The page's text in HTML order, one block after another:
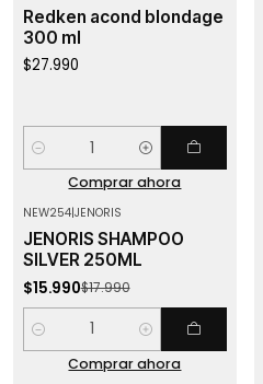
Redken acond blondage
300 ml
$27.990
Cantidad
Comprar ahora
NEW254|JENORIS
JENORIS SHAMPOO
SILVER 250ML
$15.990$17.990
Cantidad
Comprar ahora